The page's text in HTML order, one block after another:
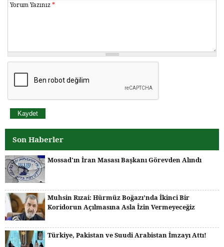
Yorum Yazınız*
Son Haberler
Mossad'ın İran Masası Başkanı Görevden Alındı
Muhsin Rızai: Hürmüz Boğazı’nda İkinci Bir
Koridorun Açılmasına Asla İzin Vermeyeceğiz
Türkiye, Pakistan ve Suudi Arabistan İmzayı Attı!